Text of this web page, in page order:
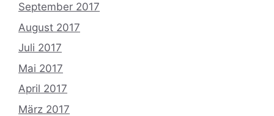
September 2017
August 2017
Juli 2017
Mai 2017
April 2017
März 2017